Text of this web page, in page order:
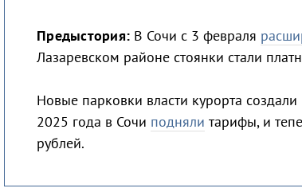
Предыстория: В Сочи с 3 февраля
Лазаревском районе стоянки стали
Новые парковки власти курорта
2025 года в Сочи подняли тарифы, и
рублей.